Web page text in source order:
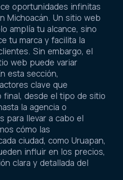
oportunidades infinitas
Michoacán. Un sitio web
amplía tu alcance, sino
tu marca y facilita la
Sin embargo, el
web puede variar
esta sección,
clave que
final, desde el tipo de sitio
la agencia o
para llevar a cabo el
cómo las
ciudad, como Uruapan,
influir en los precios,
clara y detallada del